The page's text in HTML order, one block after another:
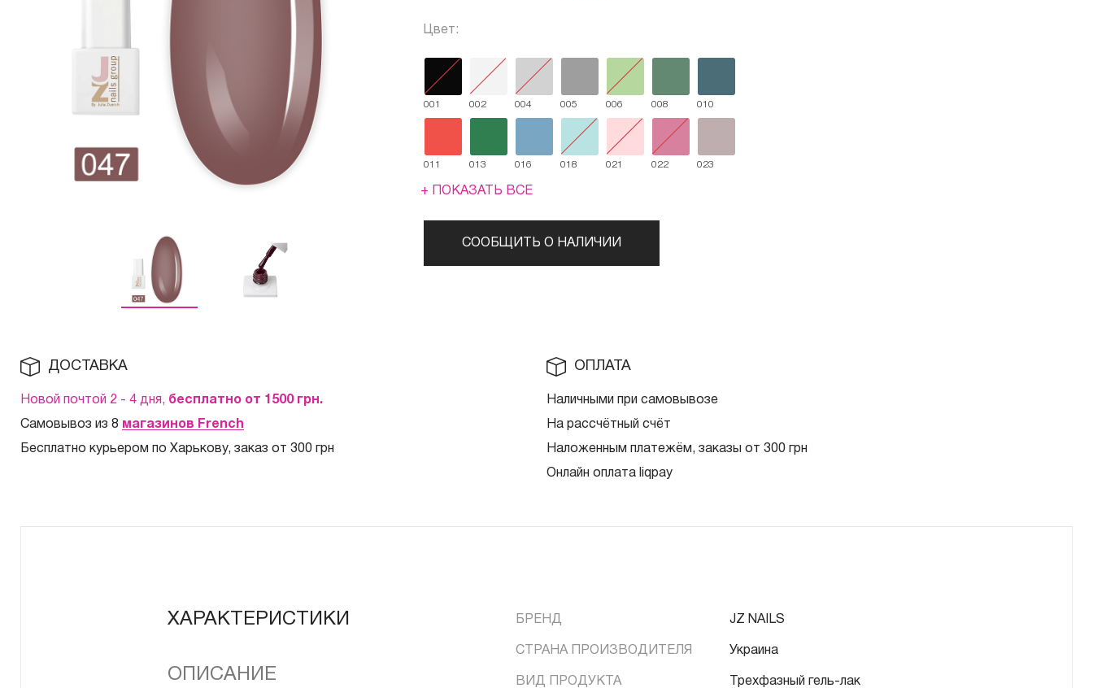
Цвет:
001 002 004 005 006 008 010
011 013 016 018 021 022 023
+ ПОКАЗАТЬ ВСЕ
СООБЩИТЬ О НАЛИЧИИ
ДОСТАВКА
Новой почтой 2 - 4 дня, бесплатно от 1500 грн.
Самовывоз из 8 магазинов French
Бесплатно курьером по Харькову, заказ от 300 грн
ОПЛАТА
Наличными при самовывозе
На рассчётный счёт
Наложенным платежём, заказы от 300 грн
Онлайн оплата liqpay
ХАРАКТЕРИСТИКИ
ОПИСАНИЕ
БРЕНД JZ NAILS
СТРАНА ПРОИЗВОДИТЕЛЯ Украина
ВИД ПРОДУКТА Трехфазный гель-лак